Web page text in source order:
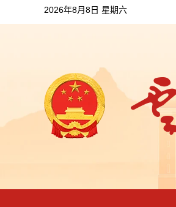
2026年8月8日 星期六